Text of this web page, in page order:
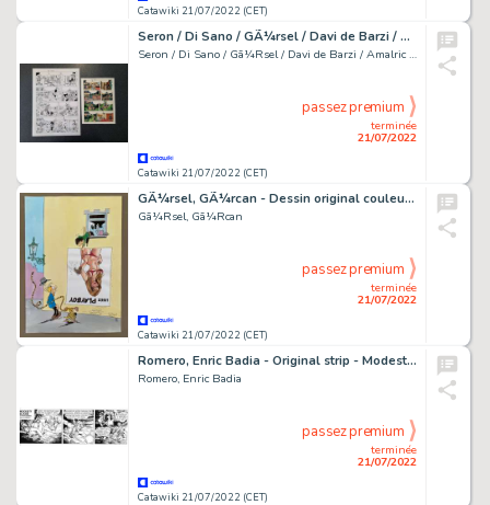
Catawiki 21/07/2022 (CET)
Seron / Di Sano / GÃ¼rsel / Davi de Barzi / Amalric & Madaule - Planche originale + mise en couleurs + film - Blagues coquines
Seron / Di Sano / Gã¼Rsel / Davi de Barzi / Amalric & Madaule
Catawiki 21/07/2022 (CET)
terminée
21/07/2022
passez premium
GÃ¼rsel, GÃ¼rcan - Dessin original couleur - Hommage Ã Franquin - Pastiche couverture recueil Spirou n°85 - (2012)
Gã¼Rsel, Gã¼Rcan
Catawiki 21/07/2022 (CET)
terminée
21/07/2022
passez premium
Romero, Enric Badia - Original strip - Modesty Blaise
Romero, Enric Badia
Catawiki 21/07/2022 (CET)
terminée
21/07/2022
passez premium